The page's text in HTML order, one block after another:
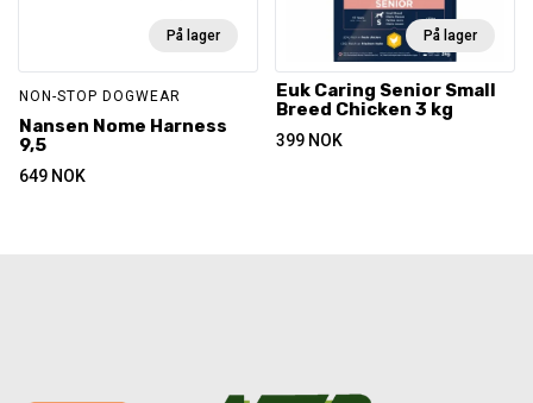
På lager
NON-STOP DOGWEAR
Nansen Nome Harness
9,5
649 NOK
På lager
Euk Caring Senior Small
Breed Chicken 3 kg
399 NOK